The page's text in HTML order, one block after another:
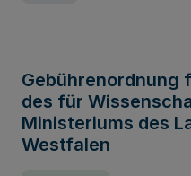
Gebührenordnung
des für
Ministeriums des
Westfalen